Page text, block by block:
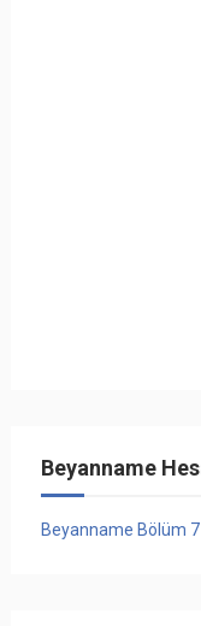
Beyanname
Beyanname Bölüm